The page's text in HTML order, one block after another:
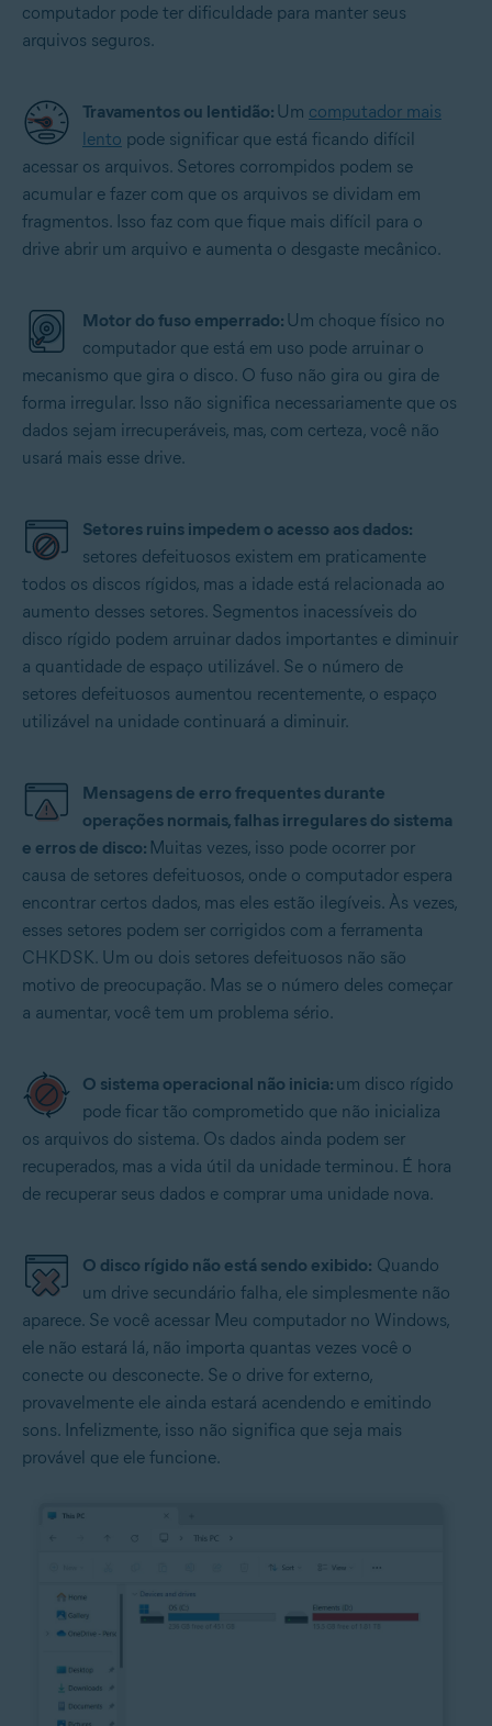
computador pode ter dificuldade para manter seus
arquivos seguros.
Travamentos ou lentidão: Um computador mais
lento pode significar que está ficando difícil
acessar os arquivos. Setores corrompidos podem se
acumular e fazer com que os arquivos se dividam em
fragmentos. Isso faz com que fique mais difícil para o
drive abrir um arquivo e aumenta o desgaste mecânico.
Motor do fuso emperrado: Um choque físico no
computador que está em uso pode arruinar o
mecanismo que gira o disco. O fuso não gira ou gira de
forma irregular. Isso não significa necessariamente que os
dados sejam irrecuperáveis, mas, com certeza, você não
usará mais esse drive.
Setores ruins impedem o acesso aos dados:
setores defeituosos existem em praticamente
todos os discos rígidos, mas a idade está relacionada ao
aumento desses setores. Segmentos inacessíveis do
disco rígido podem arruinar dados importantes e diminuir
a quantidade de espaço utilizável. Se o número de
setores defeituosos aumentou recentemente, o espaço
utilizável na unidade continuará a diminuir.
Mensagens de erro frequentes durante
operações normais, falhas irregulares do sistema
e erros de disco: Muitas vezes, isso pode ocorrer por
causa de setores defeituosos, onde o computador espera
encontrar certos dados, mas eles estão ilegíveis. Às vezes,
esses setores podem ser corrigidos com a ferramenta
CHKDSK. Um ou dois setores defeituosos não são
motivo de preocupação. Mas se o número deles começar
a aumentar, você tem um problema sério.
O sistema operacional não inicia: um disco rígido
pode ficar tão comprometido que não inicializa
os arquivos do sistema. Os dados ainda podem ser
recuperados, mas a vida útil da unidade terminou. É hora
de recuperar seus dados e comprar uma unidade nova.
O disco rígido não está sendo exibido: Quando
um drive secundário falha, ele simplesmente não
aparece. Se você acessar Meu computador no Windows,
ele não estará lá, não importa quantas vezes você o
conecte ou desconecte. Se o drive for externo,
provavelmente ele ainda estará acendendo e emitindo
sons. Infelizmente, isso não significa que seja mais
provável que ele funcione.